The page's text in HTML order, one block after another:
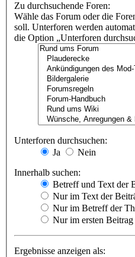
Zu durchsuchende Foren:
Wähle das Forum oder die
soll. Unterforen werden
die Option „Unterforen
Unterforen durchsuchen:
Ja
Nein
Innerhalb suchen:
Betreff und Text der
Nur im Text der
Nur im Betreff der
Nur im ersten Beitrag
Ergebnisse anzeigen als: